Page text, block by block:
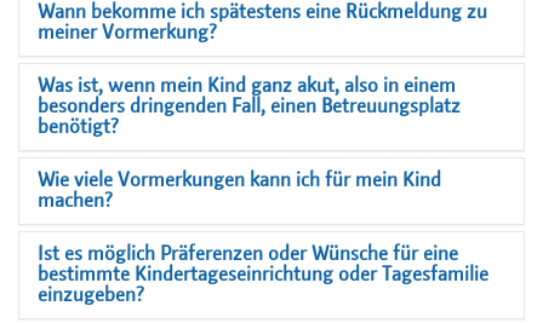
Wann bekomme ich spätestens eine Rückmeldung zu
meiner Vormerkung?
Was ist, wenn mein Kind ganz akut, also in einem
besonders dringenden Fall, einen Betreuungsplatz
benötigt?
Wie viele Vormerkungen kann ich für mein Kind
machen?
Ist es möglich Präferenzen oder Wünsche für eine
bestimmte Kindertageseinrichtung oder Tagesfamilie
einzugeben?